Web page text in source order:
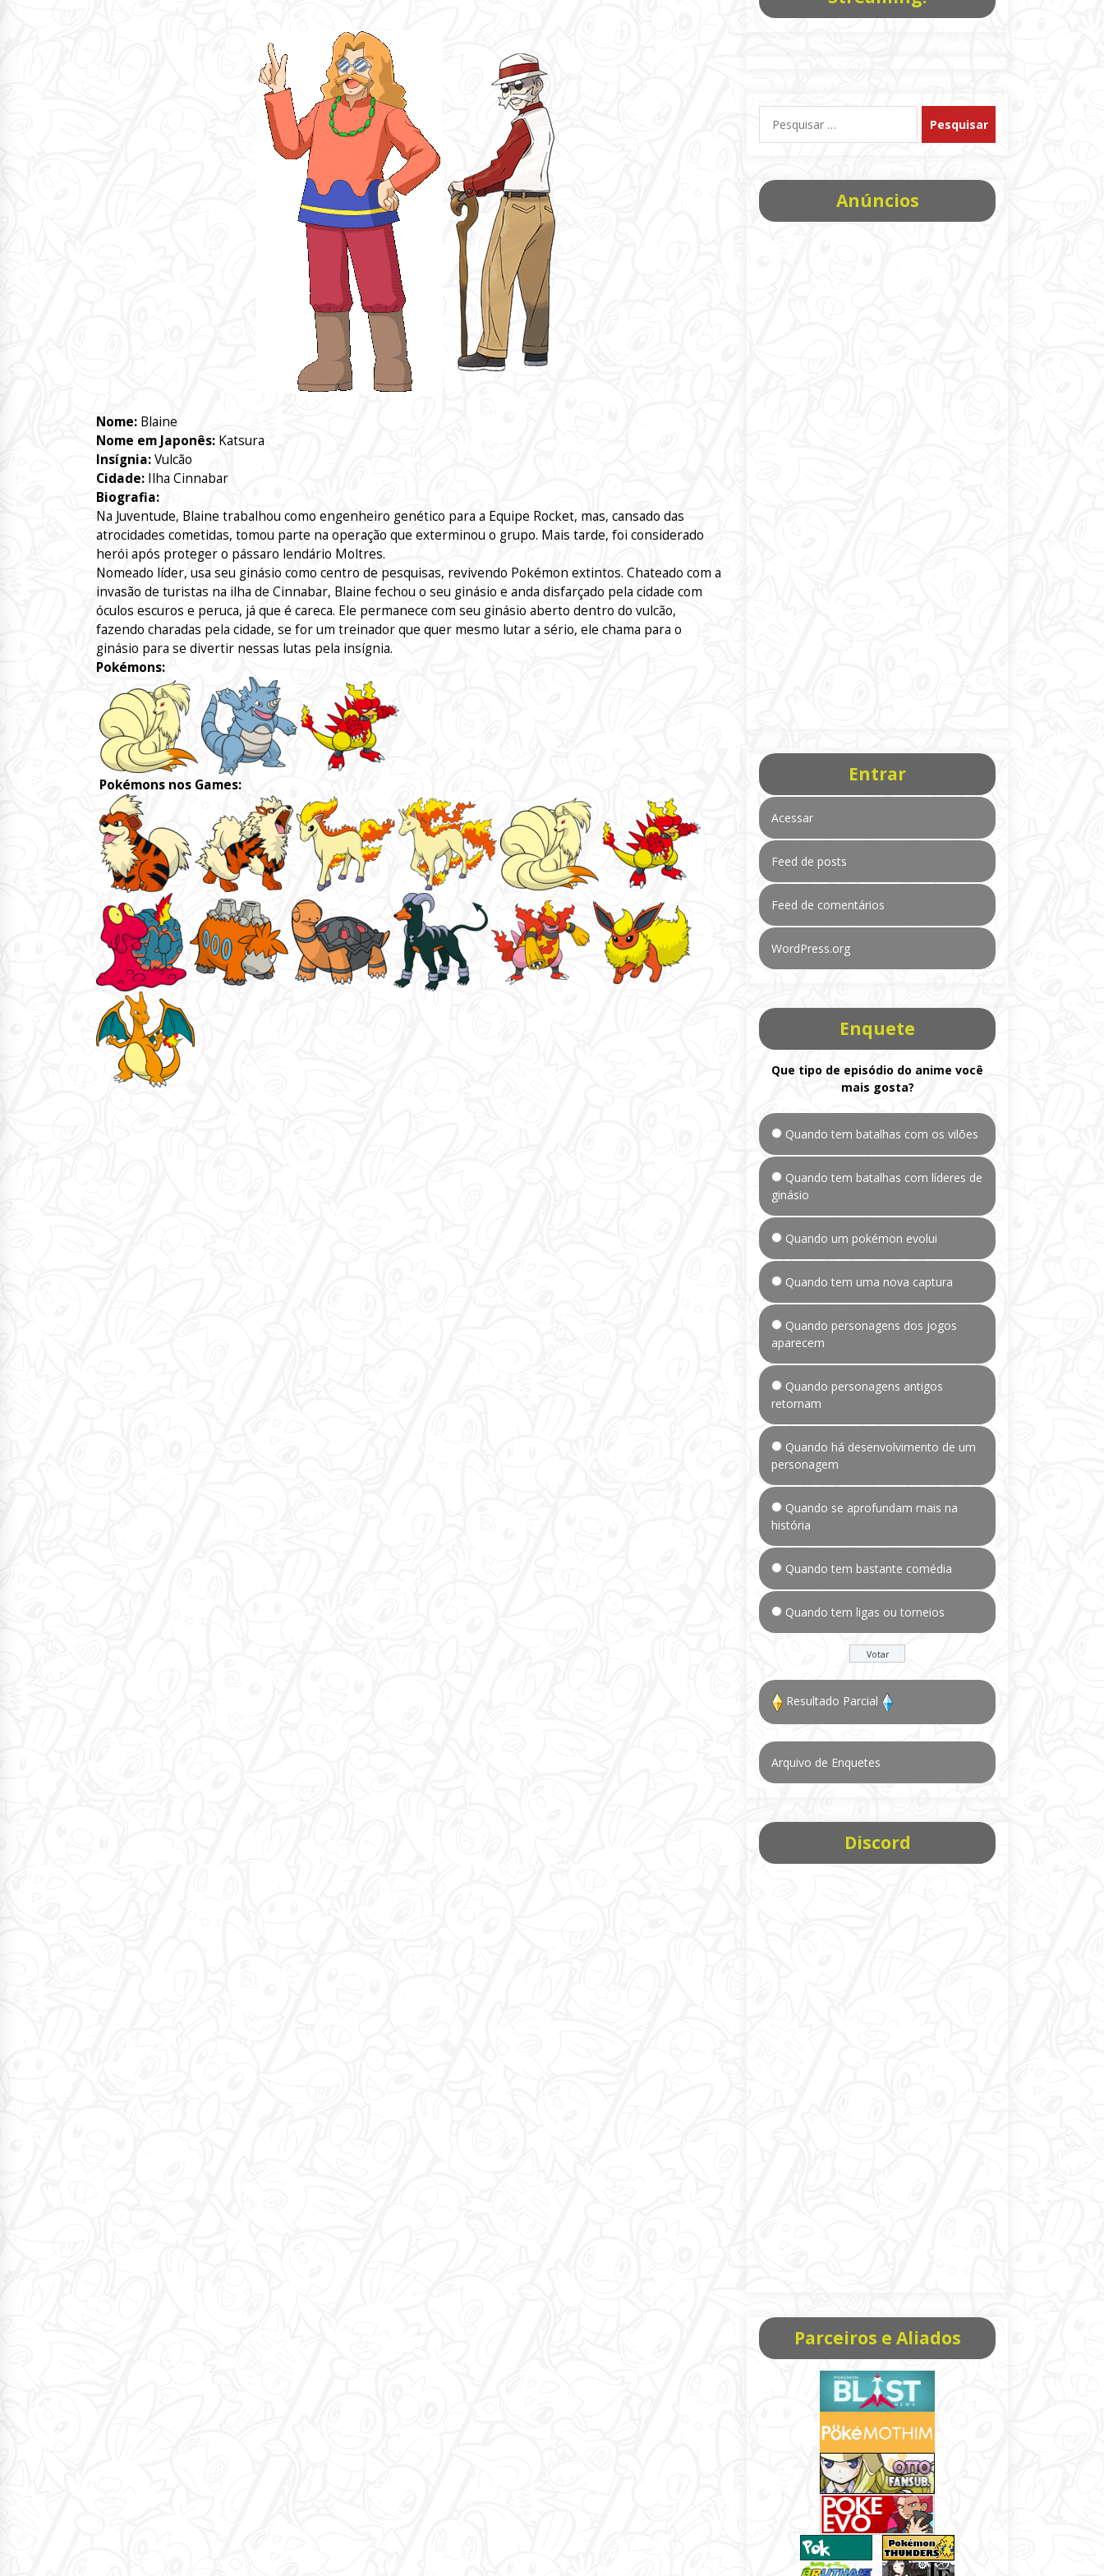
Nome: Blaine
Nome em Japonês: Katsura
Insígnia:Vulcão
Cidade: Ilha Cinnabar
Biografia:
Na Juventude, Blaine trabalhou como engenheiro genético para a Equipe Rocket, mas, cansado das
atrocidades cometidas, tomou parte na operação que exterminou o grupo. Mais tarde, foi considerado
herói após proteger o pássaro lendário Moltres.
Nomeado líder, usa seu ginásio como centro de pesquisas, revivendo Pokémon extintos. Chateado com a
invasão de turistas na ilha de Cinnabar, Blaine fechou o seu ginásio e anda disfarçado pela cidade com
óculos escuros e peruca, já que é careca. Ele permanece com seu ginásio aberto dentro do vulcão,
fazendo charadas pela cidade, se for um treinador que quer mesmo lutar a sério, ele chama para o
ginásio para se divertir nessas lutas pela insígnia.
Pokémons:
Pokémons nos Games:
por:
Anúncios
Entrar
Acessar
Feed de posts
Feed de comentários
WordPress.org
Enquete
Que tipo de episódio do anime você
mais gosta?
Quando tem batalhas com os vilões
Quando tem batalhas com líderes de
ginásio
Quando um pokémon evolui
Quando tem uma nova captura
Quando personagens dos jogos
aparecem
Quando personagens antigos
retornam
Quando há desenvolvimento de um
personagem
Quando se aprofundam mais na
história
Quando tem bastante comédia
Quando tem ligas ou torneios
Resultado Parcial
Arquivo de Enquetes
Discord
Parceiros e Aliados